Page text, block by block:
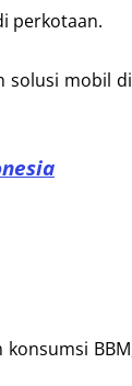
perkotaan.
solusi mobil